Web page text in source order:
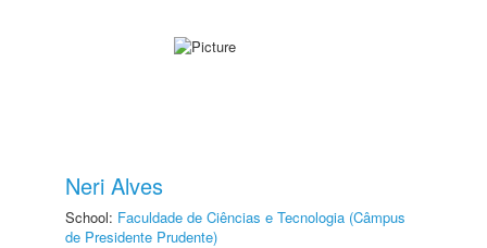
Neri Alves
School: Faculdade de Ciências e Tecnologia (Câmpus
de Presidente Prudente)